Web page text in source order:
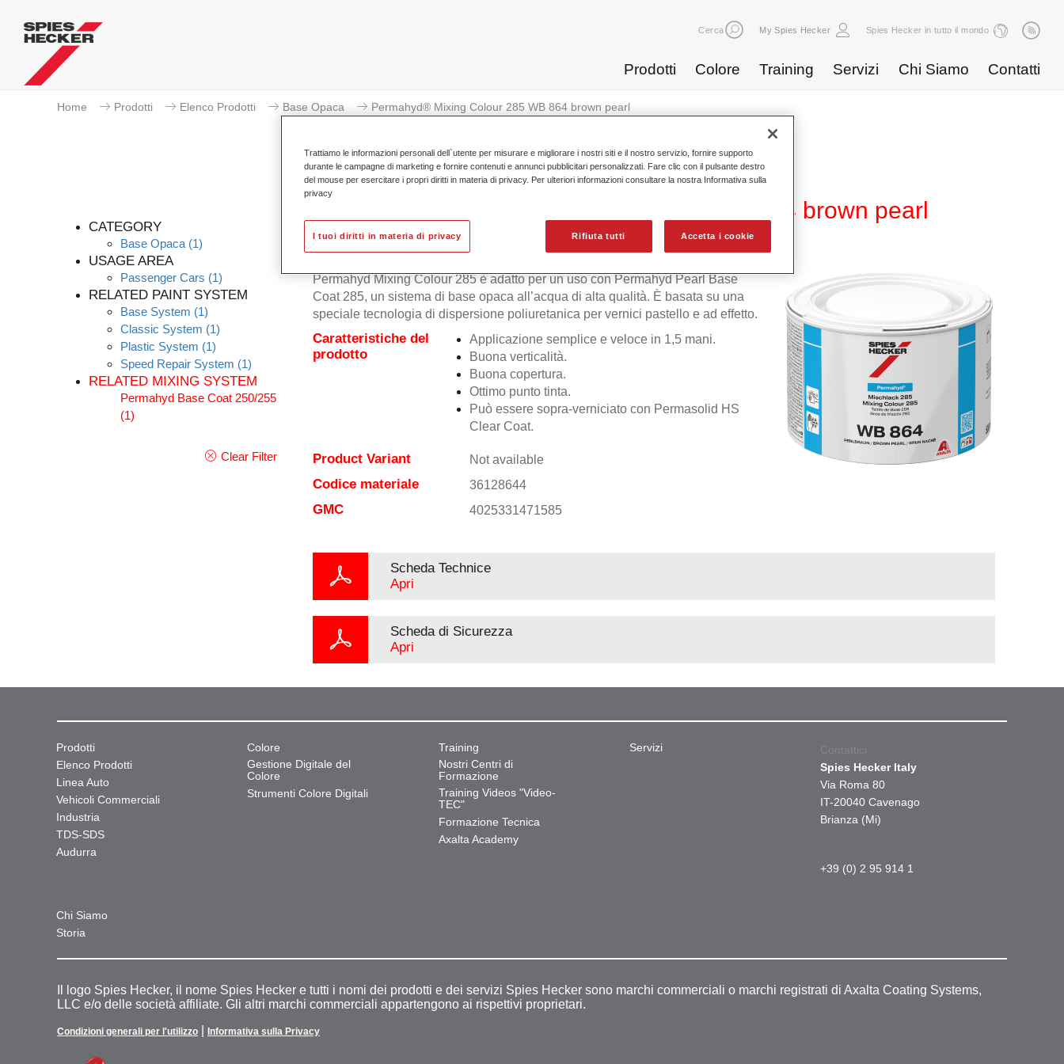
Cerca My Spies Hecker Spies Hecker in tutto il mondo
Prodotti Colore Training Servizi Chi Siamo Contatti
Home Prodotti Elenco Prodotti Base Opaca Permahyd® Mixing Colour 285 WB 864 brown pearl
CATEGORY
Base Opaca (1)
USAGE AREA
Passenger Cars (1)
RELATED PAINT SYSTEM
Base System (1)
Classic System (1)
Plastic System (1)
Speed Repair System (1)
RELATED MIXING SYSTEM
Permahyd Base Coat 250/255
(1)
Clear Filter
Permahyd® Mixing Colour 285 WB 864 brown pearl
Permahyd Mixing Colour 285 è adatto per un uso con Permahyd Pearl Base
Coat 285, un sistema di base opaca all’acqua di alta qualità. È basata su una
speciale tecnologia di dispersione poliuretanica per vernici pastello e ad effetto.
Caratteristiche del
prodotto
Applicazione semplice e veloce in 1,5 mani.
Buona verticalità.
Buona copertura.
Ottimo punto tinta.
Può essere sopra-verniciato con Permasolid HS
Clear Coat.
Product Variant Not available
Codice materiale 36128644
GMC 4025331471585
Scheda Technice
Apri
Scheda di Sicurezza
Apri
Prodotti
Elenco Prodotti
Linea Auto
Vehicoli Commerciali
Industria
TDS-SDS
Audurra
Colore
Gestione Digitale del
Colore
Strumenti Colore Digitali
Training
Nostri Centri di
Formazione
Training Videos "Video-
TEC"
Formazione Tecnica
Axalta Academy
Servizi
Chi Siamo
Storia
Contattici
Spies Hecker Italy
Via Roma 80
IT-20040 Cavenago
Brianza (Mi)
+39 (0) 2 95 914 1
Il logo Spies Hecker, il nome Spies Hecker e tutti i nomi dei prodotti e dei servizi Spies Hecker sono marchi commerciali o marchi registrati di Axalta Coating Systems,
LLC e/o delle società affiliate. Gli altri marchi commerciali appartengono ai rispettivi proprietari.
Condizioni generali per l'utilizzo Informativa sulla Privacy
Trattiamo le informazioni personali dell`utente per misurare e migliorare i nostri siti e il nostro servizio, fornire supporto
durante le campagne di marketing e fornire contenuti e annunci pubblicitari personalizzati. Fare clic con il pulsante destro
del mouse per esercitare i propri diritti in materia di privacy. Per ulteriori informazioni consultare la nostra Informativa sulla
privacy
Rifiuta tutti Accetta i cookie
I tuoi diritti in materia di privacy